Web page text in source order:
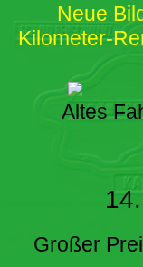
Neue
Kilometer-
Altes
Großer